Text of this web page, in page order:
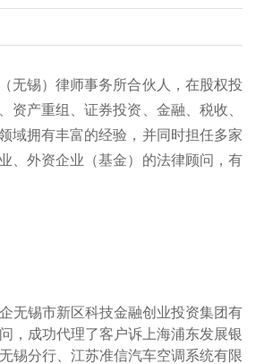
无锡）律师事务所合伙人，在股权投
资产重组、证券投资、金融、税收、
域拥有丰富的经验，并同时担任多家
、外资企业（基金）的法律顾问，有
无锡市新区科技金融创业投资集团有
，成功代理了客户诉上海浦东发展银
锡分行、江苏准信汽车空调系统有限